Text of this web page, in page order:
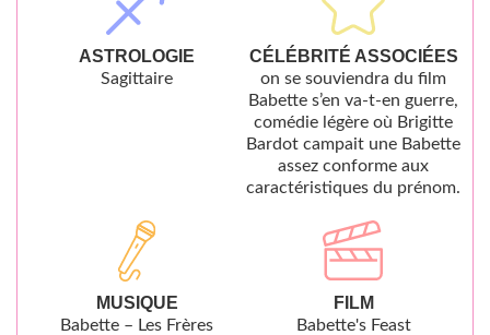
ASTROLOGIE
Sagittaire
CÉLÉBRITÉ ASSOCIÉES
on se souviendra du film
Babette s’en va-t-en guerre,
comédie légère où Brigitte
Bardot campait une Babette
assez conforme aux
caractéristiques du prénom.
MUSIQUE
Babette – Les Frères
FILM
Babette's Feast